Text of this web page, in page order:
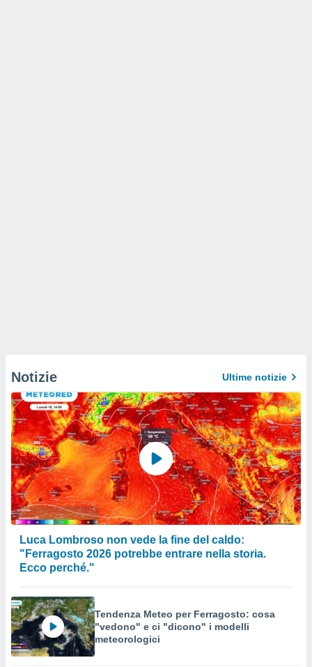
Notizie Ultime notizie
Luca Lombroso non vede la fine del caldo:
"Ferragosto 2026 potrebbe entrare nella storia.
Ecco perché."
Tendenza Meteo per Ferragosto: cosa
"vedono" e ci "dicono" i modelli
meteorologici